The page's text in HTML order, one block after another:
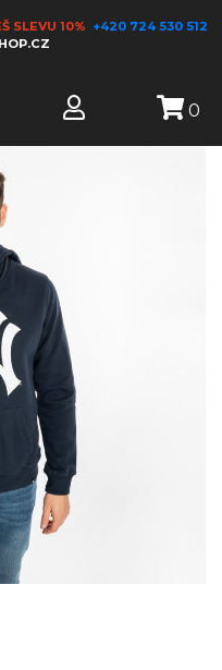
SLEVU 10% +420 724 530 512
0